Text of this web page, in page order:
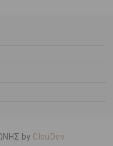
by ClouDev